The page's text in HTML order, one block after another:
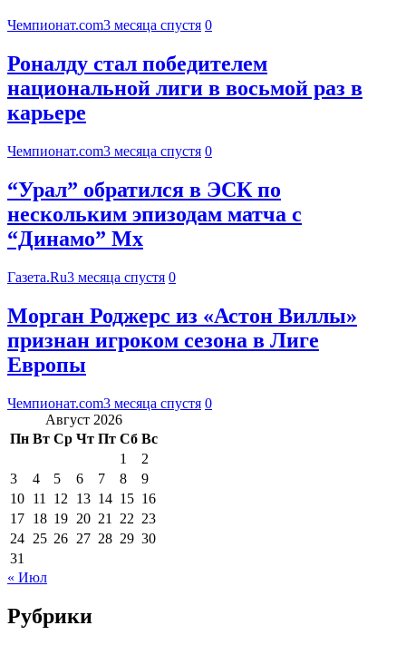
Чемпионат.com3 месяца спустя 0
Роналду стал победителем
национальной лиги в восьмой раз в
карьере
Чемпионат.com3 месяца спустя 0
“Урал” обратился в ЭСК по
нескольким эпизодам матча с
“Динамо” Мх
Газета.Ru3 месяца спустя 0
Морган Роджерс из «Астон Виллы»
признан игроком сезона в Лиге
Европы
Чемпионат.com3 месяца спустя 0
Август 2026
Пн Вт Ср Чт Пт Сб Вс
1
2
3
4 5 6 7 8
9
10 11 12 13 14 15 16
17 18 19 20 21 22 23
24 25 26 27 28 29 30
31
« Июл
Рубрики